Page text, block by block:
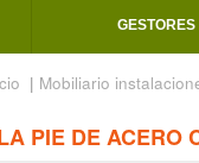
| Mobiliario
PIE DE ACERO